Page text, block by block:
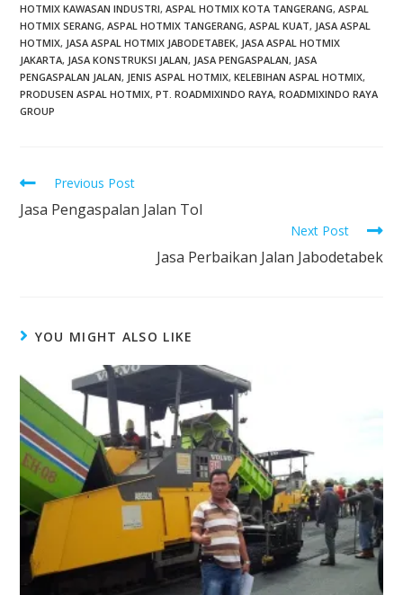
HOTMIX KAWASAN INDUSTRI, ASPAL HOTMIX KOTA TANGERANG, ASPAL
HOTMIX SERANG, ASPAL HOTMIX TANGERANG, ASPAL KUAT, JASA ASPAL
HOTMIX, JASA ASPAL HOTMIX JABODETABEK, JASA ASPAL HOTMIX
JAKARTA, JASA KONSTRUKSI JALAN, JASA PENGASPALAN, JASA
PENGASPALAN JALAN, JENIS ASPAL HOTMIX, KELEBIHAN ASPAL HOTMIX,
PRODUSEN ASPAL HOTMIX, PT. ROADMIXINDO RAYA, ROADMIXINDO RAYA
GROUP
Previous Post
Jasa Pengaspalan Jalan Tol
Next Post
Jasa Perbaikan Jalan Jabodetabek
YOU MIGHT ALSO LIKE